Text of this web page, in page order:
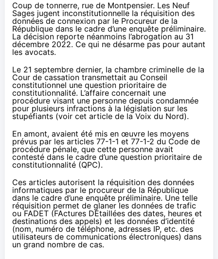
Coup de tonnerre, rue de Montpensier. Les Neuf
Sages jugent inconstitutionnelle la réquisition des
données de connexion par le Procureur de la
République dans le cadre d’une enquête préliminaire.
La décision reporte néanmoins l’abrogation au 31
décembre 2022. Ce qui ne désarme pas pour autant
les avocats.
Le 21 septembre dernier, la chambre criminelle de la
Cour de cassation transmettait au Conseil
constitutionnel une question prioritaire de
constitutionnalité. L’affaire concernait une
procédure visant une personne depuis condamnée
pour plusieurs infractions à la législation sur les
stupéfiants (voir cet article de la Voix du Nord).
En amont, avaient été mis en œuvre les moyens
prévus par les articles 77-1-1 et 77-1-2 du Code de
procédure pénale, que cette personne avait
contesté dans le cadre d’une question prioritaire de
constitutionnalité (QPC).
Ces articles autorisent la réquisition des données
informatiques par le procureur de la République
dans le cadre d’une enquête préliminaire. Une telle
réquisition permet de glaner les données de trafic
ou FADET (FActures DEtaillées des dates, heures et
destinations des appels) et les données d’identité
(nom, numéro de téléphone, adresses IP, etc. des
utilisateurs de communications électroniques) dans
un grand nombre de cas.